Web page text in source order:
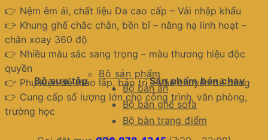
Bộ sản phẩm
Bộ bàn ăn
Bộ bàn ghế sofa
Bộ bàn trang điểm
Bộ sưu tập Sản phẩm bán chạy
👉 Nệm êm ái, chất liệu Da cao cấp – Vải nhập khẩu
👉 Khung ghế chắc chắn, bền bỉ – nâng hạ linh hoạt –
chân xoay 360 độ
👉 Nhiều màu sắc sang trọng – màu thương hiệu độc
quyền
👉 Phụ kiện dễ tháo lắp, bảo trì – vận chuyển dễ dàng
👉 Cung cấp số lượng lớn cho công trình, văn phòng,
trường học